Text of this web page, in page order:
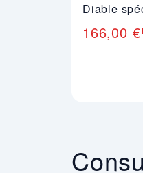
Diable
166,00 €